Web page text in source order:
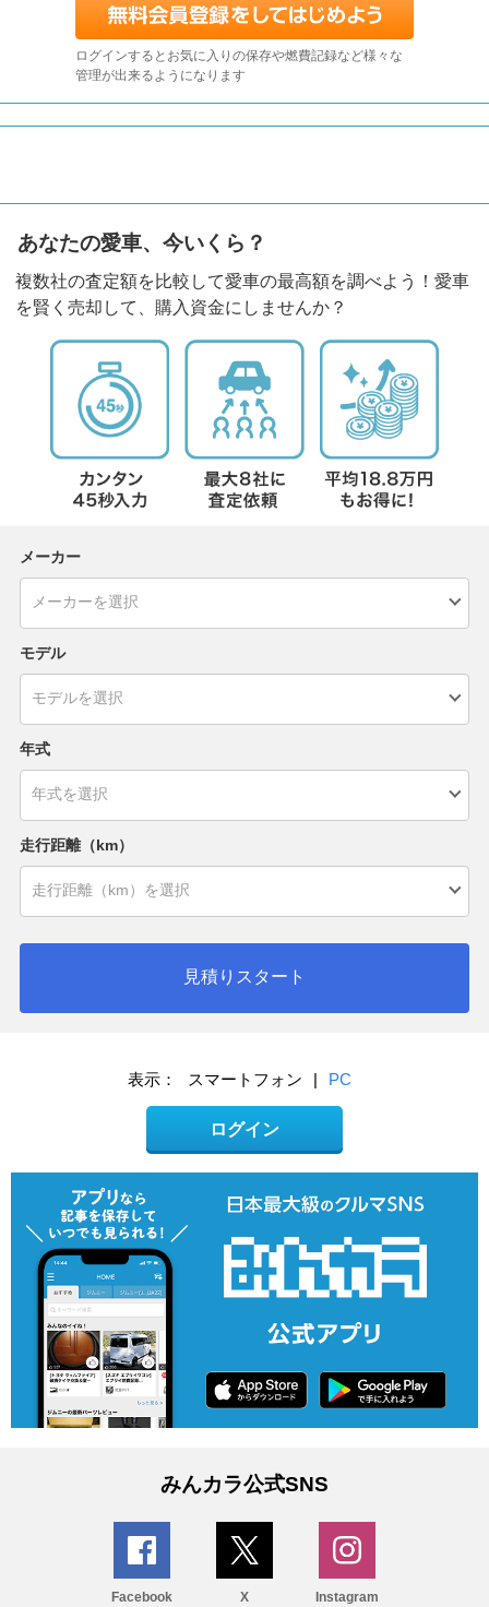
ログインするとお気に入りの保存や燃費記録など様々な
管理が出来るようになります
あなたの愛車、今いくら？
複数社の査定額を比較して愛車の最高額を調べよう！愛車
を賢く売却して、購入資金にしませんか？
メーカー
モデル
年式
走行距離（km）
見積りスタート
表示： スマートフォン | PC
ログイン
みんカラ公式SNS
Facebook X Instagram